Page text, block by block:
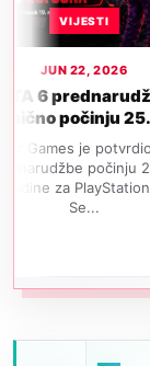
25. juna
da GTA
25. juna
5 i Xbox